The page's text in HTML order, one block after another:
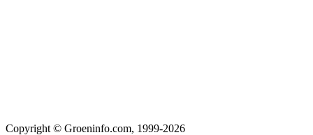
Copyright © Groeninfo.com, 1999-2026